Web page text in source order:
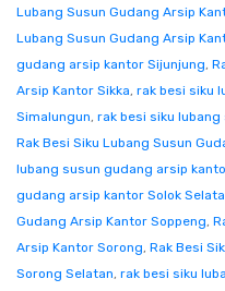
Lubang Susun Gudang Arsip
Lubang Susun Gudang Arsip
gudang arsip kantor Sijunjung,
Arsip Kantor Sikka, rak besi siku
Simalungun, rak besi siku
Rak Besi Siku Lubang Susun
lubang susun gudang arsip
gudang arsip kantor Solok
Gudang Arsip Kantor Soppeng,
Arsip Kantor Sorong, Rak Besi
Sorong Selatan, rak besi siku